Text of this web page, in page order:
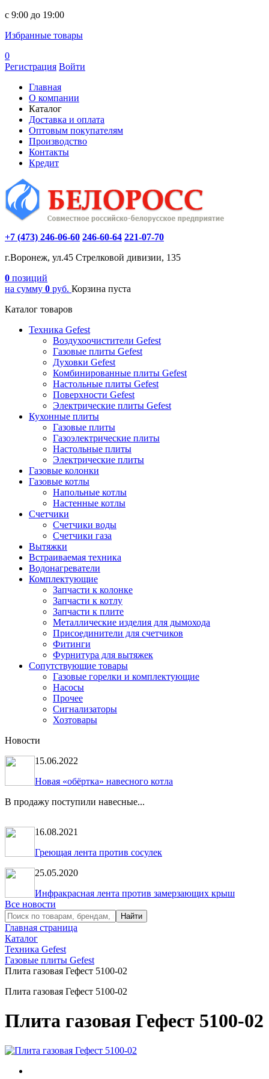
c 9:00 до 19:00
Избранные товары
0
Регистрация Войти
Главная
О компании
Каталог
Доставка и оплата
Оптовым покупателям
Производство
Контакты
Кредит
+7 (473) 246-06-60 246-60-64 221-07-70
г.Воронеж, ул.45 Стрелковой дивизии, 135
0 позиций
на сумму 0 руб. Корзина пуста
Каталог товаров
Техника Gefest
Воздухоочистители Gefest
Газовые плиты Gefest
Духовки Gefest
Комбинированные плиты Gefest
Настольные плиты Gefest
Поверхности Gefest
Электрические плиты Gefest
Кухонные плиты
Газовые плиты
Газоэлектрические плиты
Настольные плиты
Электрические плиты
Газовые колонки
Газовые котлы
Напольные котлы
Настенные котлы
Счетчики
Счетчики воды
Счетчики газа
Вытяжки
Встраиваемая техника
Водонагреватели
Комплектующие
Запчасти к колонке
Запчасти к котлу
Запчасти к плите
Металлические изделия для дымохода
Присоединители для счетчиков
Фитинги
Фурнитура для вытяжек
Сопутствующие товары
Газовые горелки и комплектующие
Насосы
Прочее
Сигнализаторы
Хозтовары
Новости
15.06.2022
Новая «обёртка» навесного котла
В продажу поступили навесные...
16.08.2021
Греющая лента против сосулек
25.05.2020
Инфракрасная лента против замерзающих крыш
Все новости
Главная страница
Каталог
Техника Gefest
Газовые плиты Gefest
Плита газовая Гефест 5100-02
Плита газовая Гефест 5100-02
Плита газовая Гефест 5100-02